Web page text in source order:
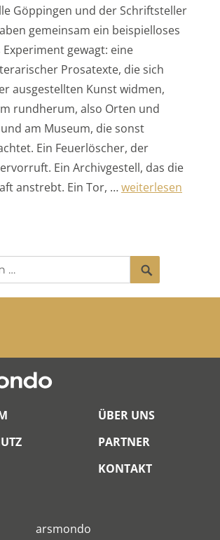
Göppingen und der Schriftsteller
gemeinsam ein beispielloses
gewagt: eine
Prosatexte, die sich
ausgestellten Kunst widmen,
rundherum, also Orten und
am Museum, die sonst
Ein Feuerlöscher, der
Ein Archivgestell, das die
anstrebt. Ein Tor, …„Das Eigenleben
weiterlesen
SUCHEN
ÜBER UNS
PARTNER
KONTAKT
arsmondo